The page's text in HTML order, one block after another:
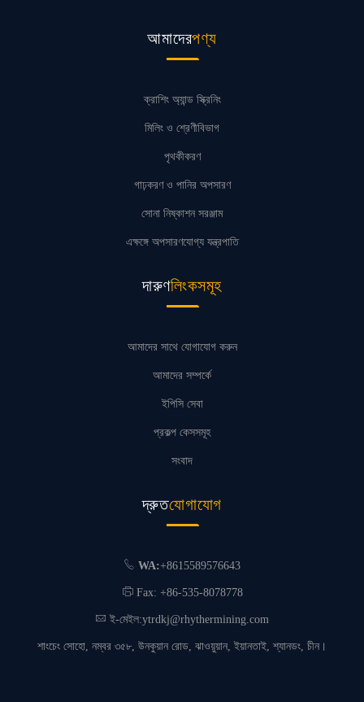
আমাদেরপণ্য
ক্রাশিং অ্যান্ড স্ক্রিনিং
মিলিং ও শ্রেণীবিভাগ
পৃথকীকরণ
গাঢ়করণ ও পানির অপসারণ
সোনা নিষ্কাশন সরঞ্জাম
এক্ষঙ্গে অপসারণযোগ্য যন্ত্রপাতি
দারুণলিংকসমূহ
আমাদের সাথে যোগাযোগ করুন
আমাদের সম্পর্কে
ইপিসি সেবা
প্রকল্প কেসসমূহ
সংবাদ
দ্রুতযোগাযোগ
WA:+8615589576643
Fax: +86-535-8078778
ই-মেইল:ytrdkj@rhythermining.com
শাংচেং সোহো, নম্বর ৩৫৮, উনকুয়ান রোড, ঝাওয়ুয়ান, ইয়ানতাই, শ্যানডং, চীন।